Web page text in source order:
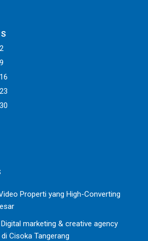
S
2
9
16
23
30
Properti yang High-Converting
marketing & creative agency
Cisoka Tangerang